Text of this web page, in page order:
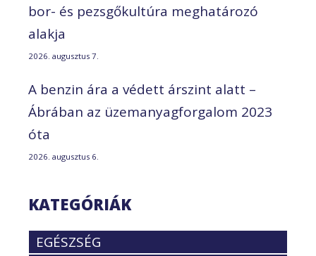
bor- és pezsgőkultúra meghatározó
alakja
2026. augusztus 7.
A benzin ára a védett árszint alatt –
Ábrában az üzemanyagforgalom 2023
óta
2026. augusztus 6.
KATEGÓRIÁK
EGÉSZSÉG